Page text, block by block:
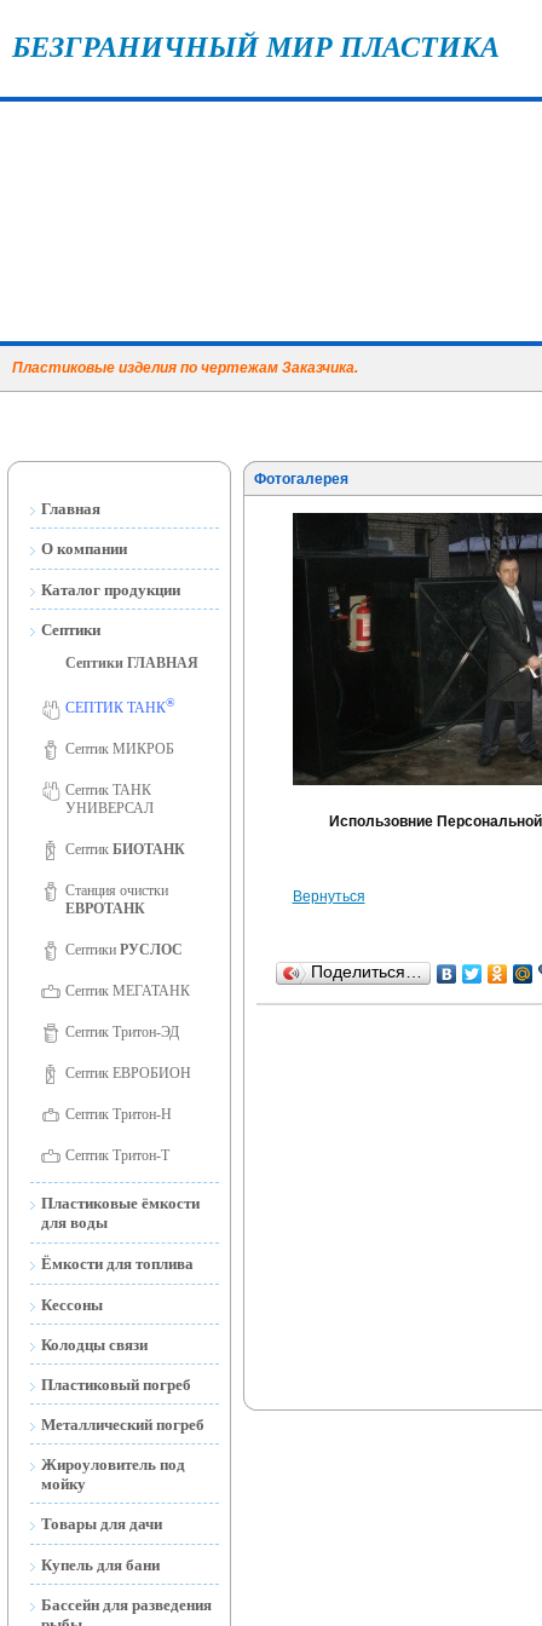
БЕЗГРАНИЧНЫЙ МИР ПЛАСТИКА
Пластиковые изделия по чертежам Заказчика.
Главная
О компании
Сертификаты ISO 9001
Фотогалерея
Вакансии
Каталог продукции
Септики
Септики ГЛАВНАЯ
СЕПТИК ТАНК®
Септик МИКРОБ
Септик ТАНК
УНИВЕРСАЛ
Септик БИОТАНК
Станция очистки
ЕВРОТАНК
Септики РУСЛОС
Септик МЕГАТАНК
Септик Тритон-ЭД
Септик ЕВРОБИОН
Септик Тритон-Н
Септик Тритон-Т
Пластиковые ёмкости
для воды
наземные
Ёмкости для воды
(Тритон-Н)
Ёмкости для топлива
наземные и подземные
Мобильные АЗС
Кессоны
Колодцы связи
Пластиковый погреб
Металлический погреб
Жироуловитель под
мойку
Товары для дачи
Торфяной Биотуалет
Дренажные и фекальные
насосы
Купель для бани
Бассейн для разведения
Фотогалерея
Использовние
Вернуться
Поделиться…